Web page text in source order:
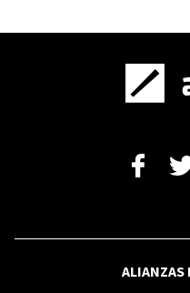
Trump dice que tiene
demócrata al Senado
¡Por el oro! Reinas del
PARTIDO REVOLUCIONARIOALIANZAS